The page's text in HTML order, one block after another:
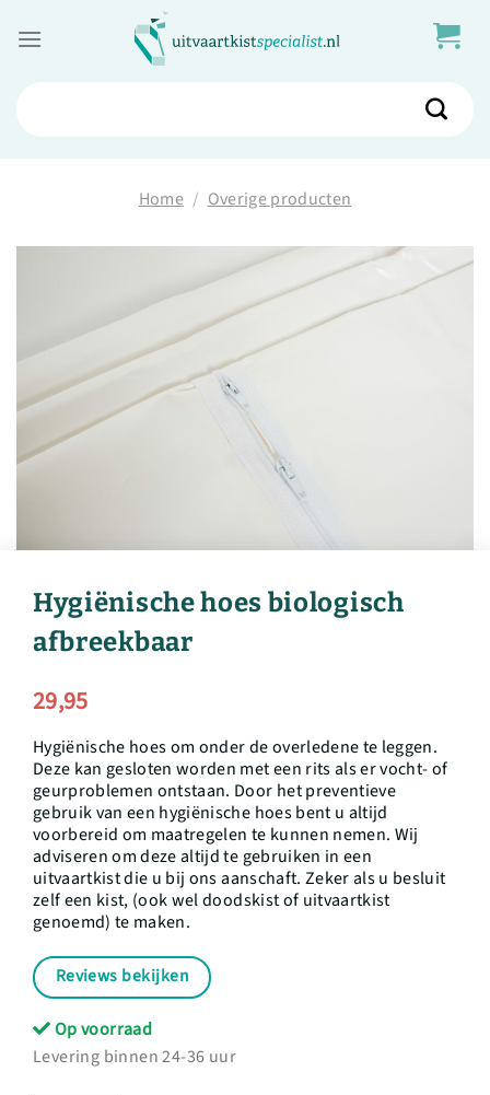
content
Home / Overige producten
Hygiënische hoes biologisch
afbreekbaar
29,95
Hygiënische hoes om onder de overledene te leggen.
Deze kan gesloten worden met een rits als er vocht- of
geurproblemen ontstaan. Door het preventieve
gebruik van een hygiënische hoes bent u altijd
voorbereid om maatregelen te kunnen nemen. Wij
adviseren om deze altijd te gebruiken in een
uitvaartkist die u bij ons aanschaft. Zeker als u besluit
zelf een kist, (ook wel doodskist of uitvaartkist
genoemd) te maken.
Reviews bekijken
Op voorraad
Levering binnen 24-36 uur